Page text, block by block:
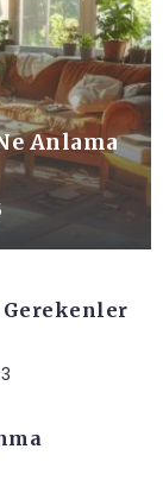
Anlama